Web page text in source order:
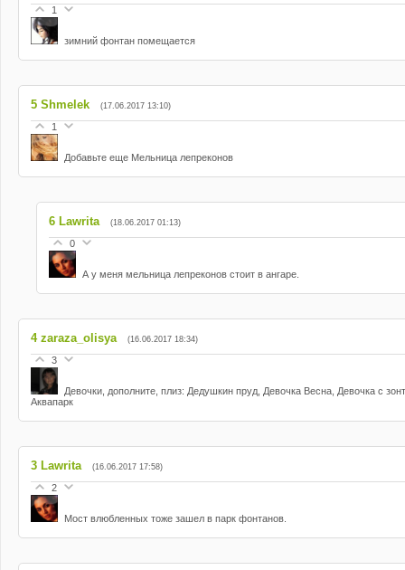
1
зимний фонтан помещается
5 Shmelek (17.06.2017 13:10)
1
Добавьте еще Мельница лепреконов
6 Lawrita (18.06.2017 01:13)
0
А у меня мельница лепреконов стоит в ангаре.
4 zaraza_olisya (16.06.2017 18:34)
3
Девочки, дополните, плиз: Дедушкин пруд, Девочка Весна, Девочка с
Аквапарк
3 Lawrita (16.06.2017 17:58)
2
Мост влюбленных тоже зашел в парк фонтанов.